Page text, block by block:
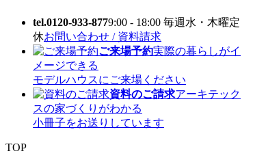
tel.0120-933-8779:00 - 18:00 毎週水・木曜定
休お問い合わせ / 資料請求
ご来場予約実際の暮らしがイ
メージできる
モデルハウスにご来場ください
資料のご請求アーキテック
スの家づくりがわかる
小冊子をお送りしています
TOP